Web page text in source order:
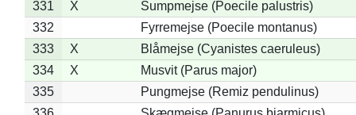
331
X
Sumpmejse (Poecile palustris)
332
Fyrremejse (Poecile montanus)
333
X
Blåmejse (Cyanistes caeruleus)
334
X
Musvit (Parus major)
335
Pungmejse (Remiz pendulinus)